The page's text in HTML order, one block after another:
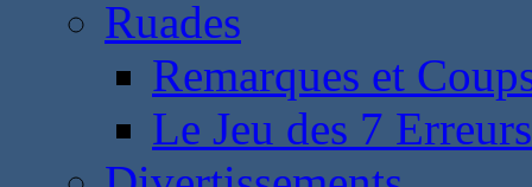
Ruades
Remarques et
Le Jeu des 7 Erreurs